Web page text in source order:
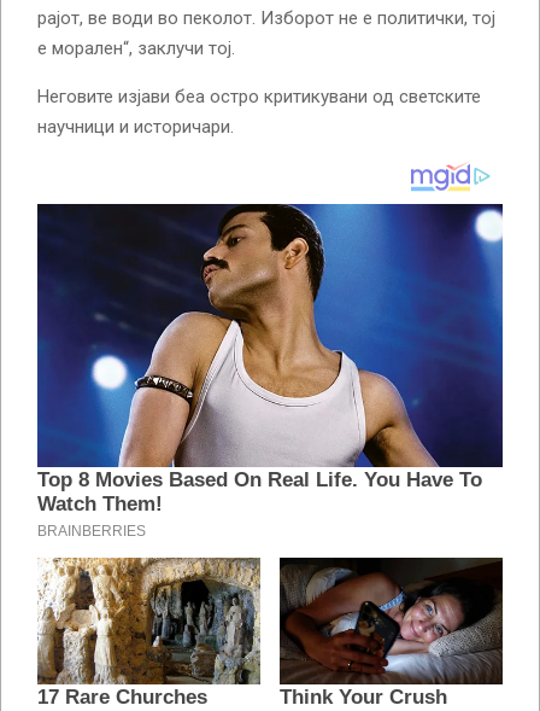
рајот, ве води во пеколот. Изборот не е политички, тој
е морален“, заклучи тој.
Неговите изјави беа остро критикувани од светските
научници и историчари.